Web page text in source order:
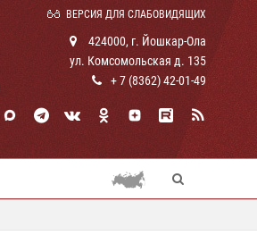
ВЕРСИЯ ДЛЯ СЛАБОВИДЯЩИХ
424000, г. Йошкар-Ола
ул. Комсомольская д. 135
+ 7 (8362) 42-01-49